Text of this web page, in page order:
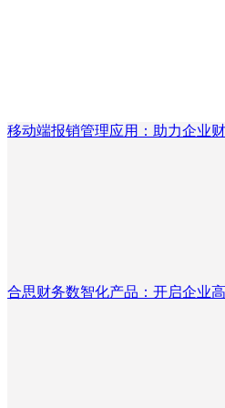
移动端报销管理应用：助力企业
合思财务数智化产品：开启企业